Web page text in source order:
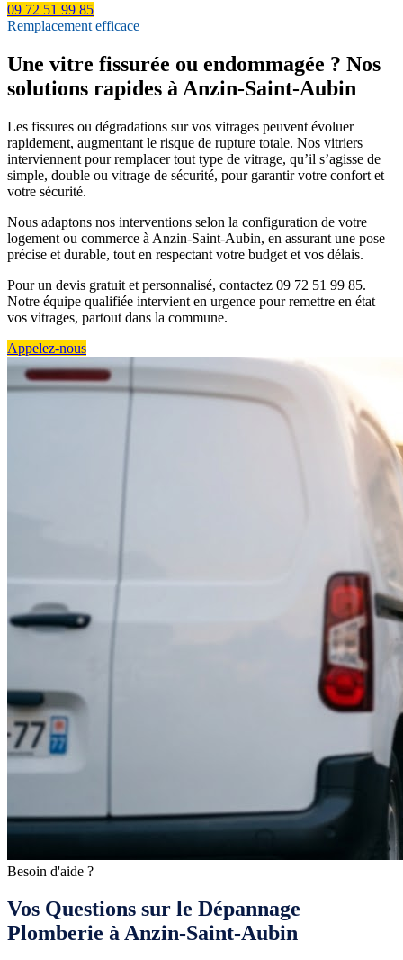
09 72 51 99 85
Remplacement efficace
Une vitre fissurée ou endommagée ? Nos
solutions rapides à Anzin-Saint-Aubin
Les fissures ou dégradations sur vos vitrages peuvent évoluer
rapidement, augmentant le risque de rupture totale. Nos vitriers
interviennent pour remplacer tout type de vitrage, qu’il s’agisse de
simple, double ou vitrage de sécurité, pour garantir votre confort et
votre sécurité.
Nous adaptons nos interventions selon la configuration de votre
logement ou commerce à Anzin-Saint-Aubin, en assurant une pose
précise et durable, tout en respectant votre budget et vos délais.
Pour un devis gratuit et personnalisé, contactez 09 72 51 99 85.
Notre équipe qualifiée intervient en urgence pour remettre en état
vos vitrages, partout dans la commune.
Appelez-nous
Besoin d'aide ?
Vos Questions sur le Dépannage
Plomberie à Anzin-Saint-Aubin